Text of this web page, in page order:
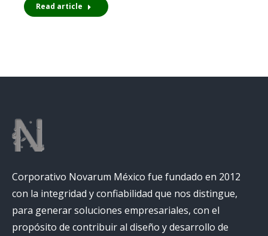
Read article
Corporativo Novarum México fue fundado en 2012
con la integridad y confiabilidad que nos distingue,
para generar soluciones empresariales, con el
propósito de contribuir al diseño y desarrollo de